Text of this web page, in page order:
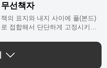
무선책자
책의 표지와 내지 사이에 풀(본드)
로 접합해서 단단하게 고정시키는
등으로 많이 이용돼요.